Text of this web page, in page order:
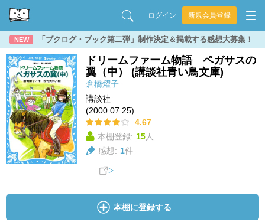
ログイン 新規会員登録
NEW 「ブクログ・ブック第二弾」制作決定＆掲載する感想大募集！
ドリームファーム物語 ペガサスの
翼（中） (講談社青い鳥文庫)
倉橋燿子
講談社
(2000.07.25)
4.67
本棚登録: 15人
感想: 1件
本棚に登録する